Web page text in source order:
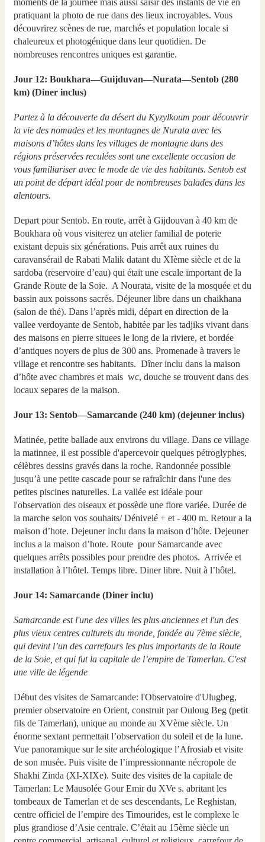
moments de la journée mais aussi saisir des instants de vie en
pratiquant la photo de rue dans des lieux incroyables. Vous
découvrirez scènes de rue, marchés et population locale si
chaleureux et photogénique dans leur quotidien. De
nombreuses rencontres uniques est garantie.
Jour 12: Boukhara—Guijduvan—Nurata—Sentob (280
km) (Diner inclus)
Partez à la découverte du désert du Kyzylkoum pour découvrir
la vie des nomades et les montagnes de Nurata avec les
maisons d’hôtes dans les villages de montagne dans des
régions préservées reculées sont une excellente occasion de
vous familiariser avec le mode de vie des habitants. Sentob est
un point de départ idéal pour de nombreuses balades dans les
alentours.
Depart pour Sentob. En route, arrêt à Gijdouvan à 40 km de
Boukhara où vous visiterez un atelier familial de poterie
existant depuis six générations. Puis arrêt aux ruines du
caravansérail de Rabati Malik datant du XIème siècle et de la
sardoba (reservoire d’eau) qui était une escale important de la
Grande Route de la Soie. A Nourata, visite de la mosquée et du
bassin aux poissons sacrés. Déjeuner libre dans un chaikhana
(salon de thé). Dans l’après midi, départ en direction de la
vallee verdoyante de Sentob, habitée par les tadjiks vivant dans
des maisons en pierre situees le long de la riviere, et bordée
d’antiques noyers de plus de 300 ans. Promenade à travers le
village et rencontre ses habitants. Dîner inclu dans la maison
d’hôte avec chambres et mais wc, douche se trouvent dans des
locaux separes de la maison.
Jour 13: Sentob—Samarcande (240 km) (dejeuner inclus)
Matinée, petite ballade aux environs du village. Dans ce village
la matinnee, il est possible d'apercevoir quelques pétroglyphes,
célèbres dessins gravés dans la roche. Randonnée possible
jusqu’à une petite cascade pour se rafraîchir dans l'une des
petites piscines naturelles. La vallée est idéale pour
l'observation des oiseaux et possède une flore variée. Durée de
la marche selon vos souhaits/ Dénivelé + et - 400 m. Retour a la
maison d’hote. Dejeuner inclu dans la maison d’hôte. Dejeuner
inclus a la maison d’hote. Route pour Samarcande avec
quelques arrêts possibles pour prendre des photos. Arrivée et
installation à l’hôtel. Temps libre. Diner libre. Nuit à l’hôtel.
Jour 14: Samarcande (Diner inclu)
Samarcande est l'une des villes les plus anciennes et l'un des
plus vieux centres culturels du monde, fondée au 7ème siècle,
qui devint l’un des carrefours les plus importants de la Route
de la Soie, et qui fut la capitale de l’empire de Tamerlan. C'est
une ville de légende
Début des visites de Samarcande: l'Observatoire d'Ulugbeg,
premier observatoire en Orient, construit par Ouloug Beg (petit
fils de Tamerlan), unique au monde au XVème siècle. Un
énorme sextant permettait l’observation du soleil et de la lune.
Vue panoramique sur le site archéologique l’Afrosiab et visite
de son musée. Puis visite de l’impressionnante nécropole de
Shakhi Zinda (XI-XIXe). Suite des visites de la capitale de
Tamerlan: Le Mausolée Gour Emir du XVe s. abritant les
tombeaux de Tamerlan et de ses descendants, Le Reghistan,
centre officiel de l’empire des Timourides, est le complexe le
plus grandiose d’Asie centrale. C’était au 15ème siècle un